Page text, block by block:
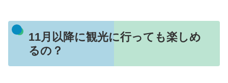
11月以降に観光に行っても楽しめ
るの？